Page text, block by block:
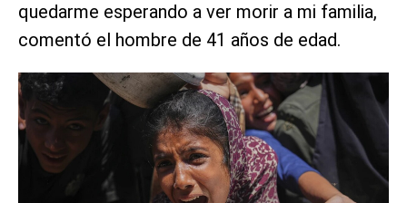
quedarme esperando a ver morir a mi familia,
comentó el hombre de 41 años de edad.